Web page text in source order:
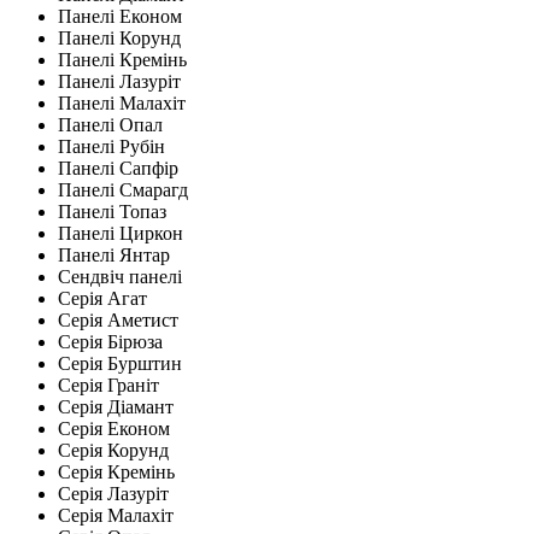
Панелі Економ
Панелі Корунд
Панелі Кремінь
Панелі Лазуріт
Панелі Малахіт
Панелі Опал
Панелі Рубін
Панелі Сапфір
Панелі Смарагд
Панелі Топаз
Панелі Циркон
Панелі Янтар
Сендвіч панелі
Серія Агат
Серія Аметист
Серія Бірюза
Серія Бурштин
Серія Граніт
Серія Діамант
Серія Економ
Серія Корунд
Серія Кремінь
Серія Лазуріт
Серія Малахіт